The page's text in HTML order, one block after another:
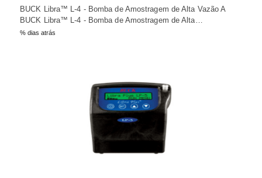
BUCK Libra™ L-4 - Bomba de Amostragem de Alta Vazão A
BUCK Libra™ L-4 - Bomba de Amostragem de Alta…
% dias atrás